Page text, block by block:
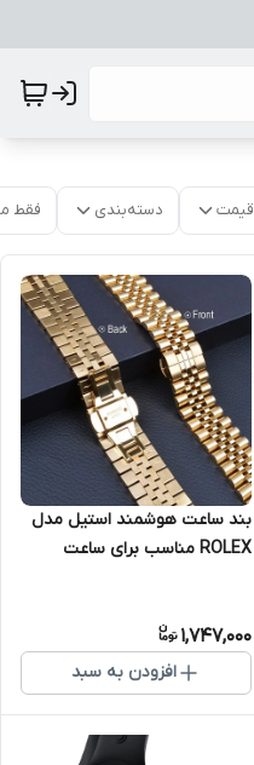
قیمت دسته‌بندی فقط
بند ساعت هوشمند استیل مدل
ROLEX مناسب برای ساعت
1,747,000
افزودن به سبد